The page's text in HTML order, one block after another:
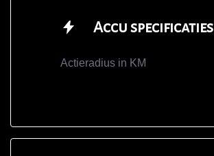
Accu specificaties
Actieradius in KM